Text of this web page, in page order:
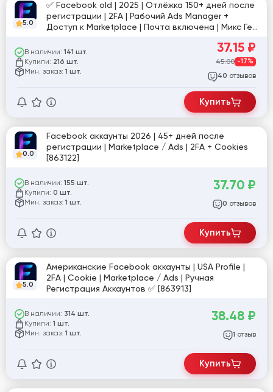
5.0
✅ Facebook old | 2025 | Отлёжка 150+ дней после
регистрации | 2FA | Рабочий Ads Manager +
Доступ к Marketplace | Почта включена | Микс Гео
В наличии: 141 шт.
Купили: 216 шт.
Мин. заказ: 1 шт.
37.15 ₽
45.00 -17%
40 отзывов
Купить
0.0
Facebook аккаунты 2026 | 45+ дней после
регистрации | Marketplace / Ads | 2FA + Cookies
[863122]
В наличии: 155 шт.
Купили: 0 шт.
Мин. заказ: 1 шт.
37.70 ₽
0 отзывов
Купить
5.0
Американские Facebook аккаунты | USA Profile |
2FA | Cookie | Marketplace / Ads | Ручная
Регистрация Аккаунтов ✅ [863913]
В наличии: 314 шт.
Купили: 1 шт.
Мин. заказ: 1 шт.
38.48 ₽
1 отзыв
Купить